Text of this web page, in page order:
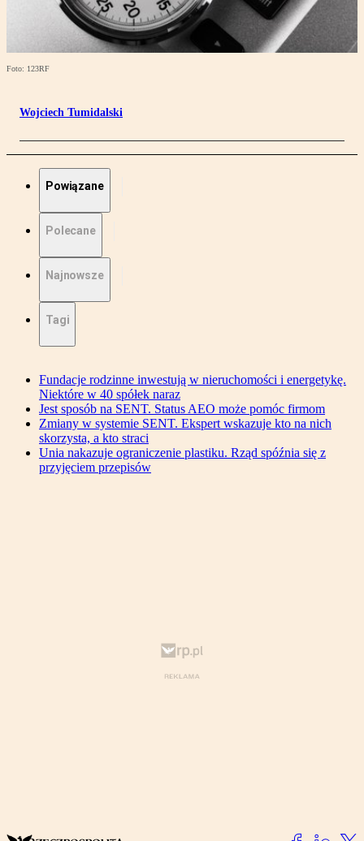
Foto: 123RF
Wojciech Tumidalski
Powiązane
Polecane
Najnowsze
Tagi
Fundacje rodzinne inwestują w nieruchomości i energetykę.
Niektóre w 40 spółek naraz
Jest sposób na SENT. Status AEO może pomóc firmom
Zmiany w systemie SENT. Ekspert wskazuje kto na nich
skorzysta, a kto straci
Unia nakazuje ograniczenie plastiku. Rząd spóźnia się z
przyjęciem przepisów